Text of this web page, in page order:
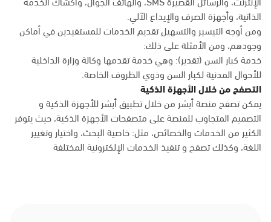
الذاتية، وأجهزة الصرف والإيداع الآلي.
ومن أوجه التيسير والتسهيل تقديم الخدمات للمستفيدين في أماكن
وجودهم، ومن الأمثلة على ذلك:
خدمة كبار السن (تقدير): وهي خدمة تقدمها وكالة وزارة الداخلية
للأحوال المدنية لكبار السن وذوي الظروف الخاصة.
التصفح من خلال الأجهزة الذكية
يمكن تصفح منصة أبشر من خلال تطبيق أبشر للأجهزة الذكية و
التصميم المتجاوب للمنصة على متصفحات الأجهزة الذكية، حيث يتوفر
الكثير من الخدمات والخصائص، مثل: خاصية البحث، واختيار وتغيير
اللغة، وكذلك تصفح و تنفيذ الخدمات الإلكترونية المختلفة